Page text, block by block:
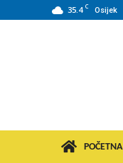
35.4 C Osijek
POČETNA